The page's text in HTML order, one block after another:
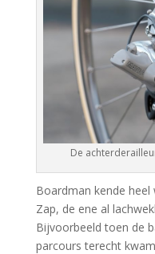
De
Boardman kende
Zap, de ene al
Bijvoorbeeld toen de
parcours terecht